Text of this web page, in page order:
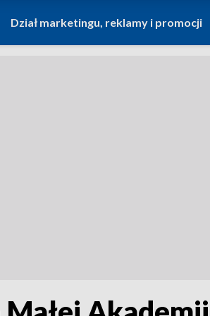
Dział marketingu, reklamy i promocji